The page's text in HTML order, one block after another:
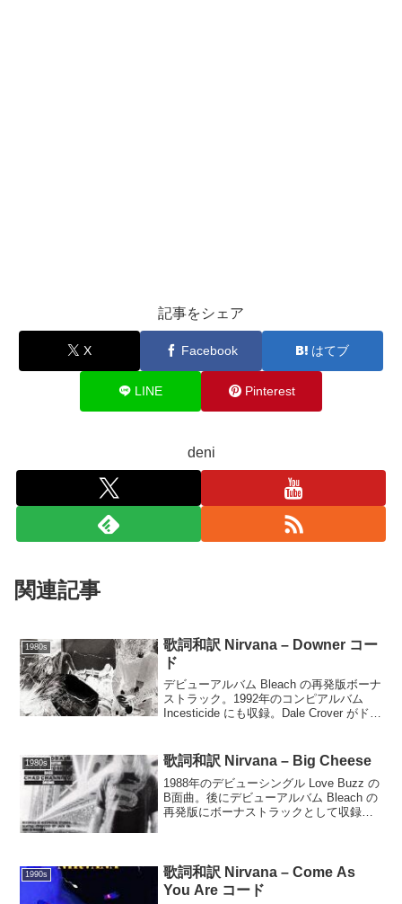
記事をシェア
X Facebook はてブ
LINE Pinterest
deni
関連記事
1980s
歌詞和訳 Nirvana – Downer コー
ド
デビューアルバム Bleach の再発版ボーナ
ストラック。1992年のコンピアルバム
Incesticide にも収録。Dale Crover がドラ
1980s 歌詞和訳 Nirvana – Big Cheese
1988年のデビューシングル Love Buzz の
B面曲。後にデビューアルバム Bleach の
再発版にボーナストラックとして収録。
1990s
歌詞和訳 Nirvana – Come As
You Are コード